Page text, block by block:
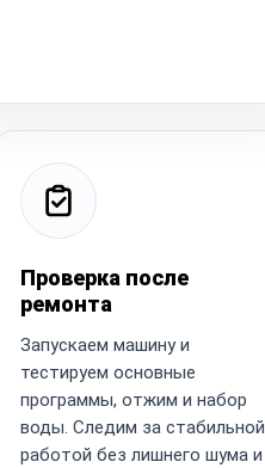
Проверка после
ремонта
Запускаем машину и
тестируем основные
программы, отжим и набор
воды. Следим за стабильной
работой без лишнего шума и